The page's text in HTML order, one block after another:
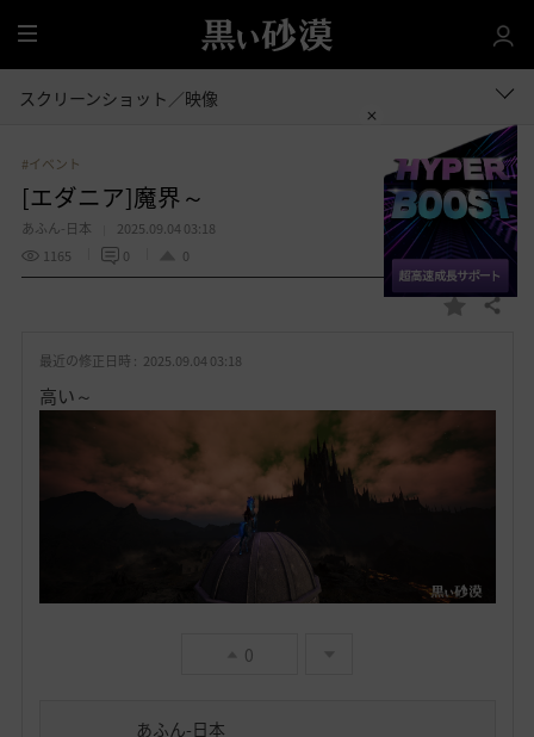
全
体
スクリーンショット／映像
#イベント
[エダニア]魔界～
あふん-日本
2025.09.04 03:18
1165
0 0
お
り
共有する
最近の修正日時 : 2025.09.04 03:18
高い～
0
あふん-日本